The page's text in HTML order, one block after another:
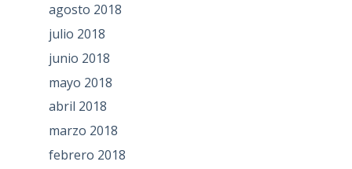
agosto 2018
julio 2018
junio 2018
mayo 2018
abril 2018
marzo 2018
febrero 2018